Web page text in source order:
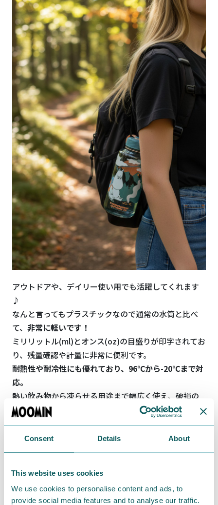
Consent Details About
This website uses cookies
We use cookies to personalise content and ads, to
provide social media features and to analyse our traffic.
アウトドアや、デイリー使い用でも活躍してくれます
♪
なんと言ってもプラスチックなので通常の水筒と比べ
て、 非常に軽いです！
ミリリットル(ml)とオンス(oz)の目盛りが印字されてお
り、残量確認や計量に非常に便利です。
耐熱性や耐冷性にも優れており、96℃から-20℃まで対
応。
熱い飲み物から凍らせる用途まで幅広く使え、破損の
心配が少ないです♪
アングリームーミン①